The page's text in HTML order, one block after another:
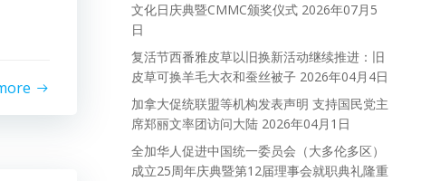
文化日庆典暨CMMC颁奖仪式 2026年07月5
日
复活节西番雅皮草以旧换新活动继续推进：旧
皮草可换羊毛大衣和蚕丝被子 2026年04月4日
加拿大促统联盟等机构发表声明 支持国民党主
席郑丽文率团访问大陆 2026年04月1日
全加华人促进中国统一委员会（大多伦多区）
成立25周年庆典暨第12届理事会就职典礼隆重